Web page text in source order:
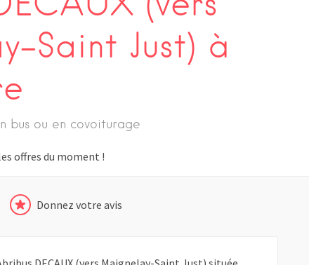
Saint Just) à
bus ou en covoiturage
offres du moment !
Donnez votre avis